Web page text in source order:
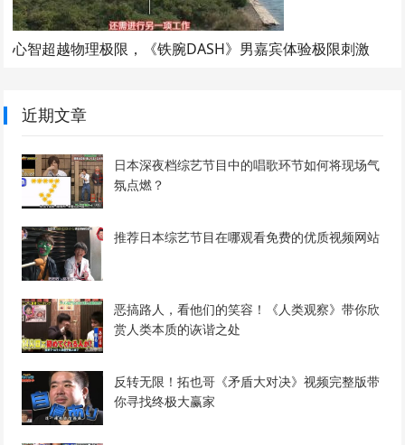
心智超越物理极限，《铁腕DASH》男嘉宾体验极限刺激
近期文章
日本深夜档综艺节目中的唱歌环节如何将现场气
氛点燃？
推荐日本综艺节目在哪观看免费的优质视频网站
恶搞路人，看他们的笑容！《人类观察》带你欣
赏人类本质的诙谐之处
反转无限！拓也哥《矛盾大对决》视频完整版带
你寻找终极大赢家